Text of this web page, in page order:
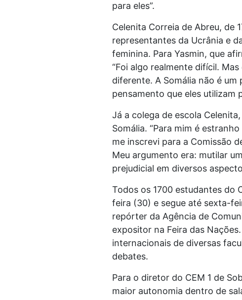
para eles”.
Celenita Correia de Abreu, de
representantes da Ucrânia e
feminina. Para Yasmin, que
“Foi algo realmente difícil.
diferente. A Somália não é
pensamento que eles utilizam
Já a colega de escola
Somália. “Para mim é
me inscrevi para a Comissão
Meu argumento era: mutilar
prejudicial em diversos
Todos os 1700 estudantes do
feira (30) e segue até sexta-
repórter da Agência de
expositor na Feira das
internacionais de diversas
debates.
Para o diretor do CEM 1 de
maior autonomia dentro de